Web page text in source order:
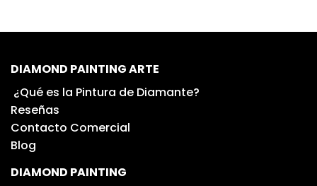
DIAMOND PAINTING ARTE
¿Qué es la Pintura de Diamante?
Reseñas
Contacto Comercial
Blog
DIAMOND PAINTING